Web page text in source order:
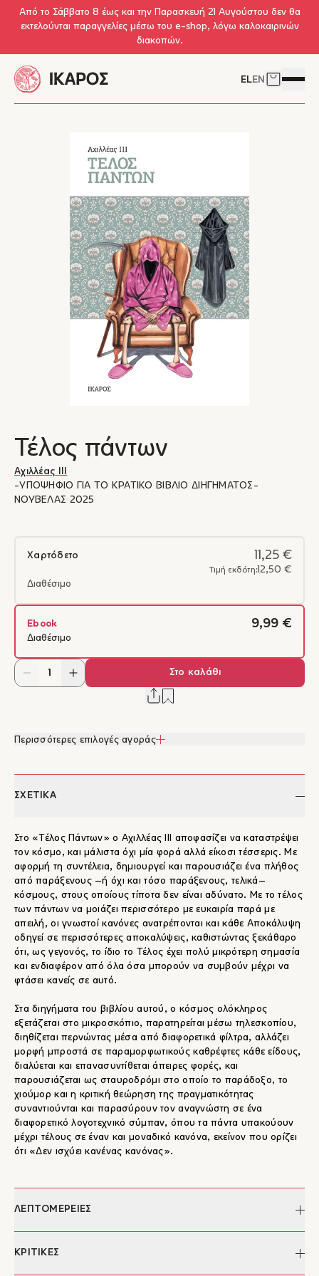
Skip to main content
Από το Σάββατο 8 έως και την Παρασκευή 21 Αυγούστου δεν θα
εκτελούνται παραγγελίες μέσω του e-shop, λόγω καλοκαιρινών
διακοπών.
ELEN Δείτε το
Τέλος πάντων
Αχιλλέας ΙΙΙ
-ΥΠΟΨΗΦΙΟ ΓΙΑ ΤΟ ΚΡΑΤΙΚΟ ΒΙΒΛΙΟ ΔΙΗΓΗΜΑΤΟΣ-
ΝΟΥΒΕΛΑΣ 2025
Χαρτόδετο 11,25 €
Τιμή εκδότη: 12,50 €
Διαθέσιμο
Ebook 9,99 €
Διαθέσιμο
Στο καλάθι
Περισσότερες επιλογές αγοράς
ΣΧΕΤΙΚΑ
Στο «Τέλος Πάντων» ο Αχιλλέας ΙΙΙ αποφασίζει να καταστρέψει
τον κόσμο, και μάλιστα όχι μία φορά αλλά είκοσι τέσσερις. Με
αφορμή τη συντέλεια, δημιουργεί και παρουσιάζει ένα πλήθος
από παράξενους –ή όχι και τόσο παράξενους, τελικά–
κόσμους, στους οποίους τίποτα δεν είναι αδύνατο. Με το τέλος
των πάντων να μοιάζει περισσότερο με ευκαιρία παρά με
απειλή, οι γνωστοί κανόνες ανατρέπονται και κάθε Αποκάλυψη
οδηγεί σε περισσότερες αποκαλύψεις, καθιστώντας ξεκάθαρο
ότι, ως γεγονός, το ίδιο το Τέλος έχει πολύ μικρότερη σημασία
και ενδιαφέρον από όλα όσα μπορούν να συμβούν μέχρι να
φτάσει κανείς σε αυτό.
Στα διηγήματα του βιβλίου αυτού, ο κόσμος ολόκληρος
εξετάζεται στο μικροσκόπιο, παρατηρείται μέσω τηλεσκοπίου,
διηθίζεται περνώντας μέσα από διαφορετικά φίλτρα, αλλάζει
μορφή μπροστά σε παραμορφωτικούς καθρέφτες κάθε είδους,
διαλύεται και επανασυντίθεται άπειρες φορές, και
παρουσιάζεται ως σταυροδρόμι στο οποίο το παράδοξο, το
χιούμορ και η κριτική θεώρηση της πραγματικότητας
συναντιούνται και παρασύρουν τον αναγνώστη σε ένα
διαφορετικό λογοτεχνικό σύμπαν, όπου τα πάντα υπακούουν
μέχρι τέλους σε έναν και μοναδικό κανόνα, εκείνον που ορίζει
ότι «Δεν ισχύει κανένας κανόνας».
ΛΕΠΤΟΜΕΡΕΙΕΣ
Συγγραφέας:
ΚΡΙΤΙΚΕΣ